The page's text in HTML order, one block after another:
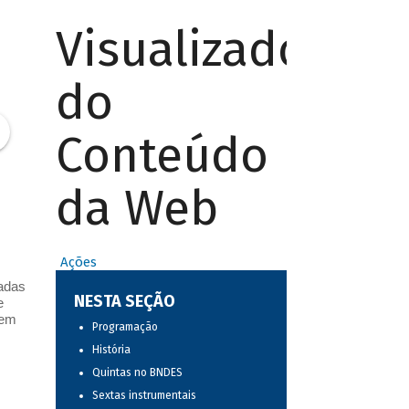
Visualizador
do
Conteúdo
da Web
Ações
NESTA SEÇÃO
Programação
História
Quintas no BNDES
Sextas instrumentais